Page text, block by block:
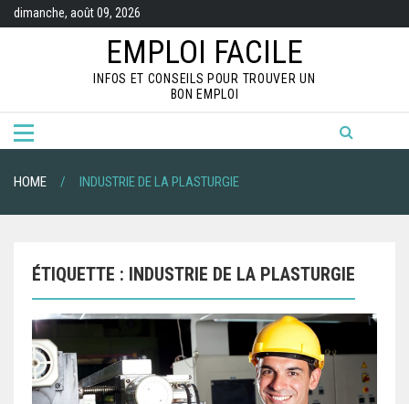
t
dimanche, août 09, 2026
EMPLOI FACILE
INFOS ET CONSEILS POUR TROUVER UN
BON EMPLOI
HOME INDUSTRIE DE LA PLASTURGIE
ÉTIQUETTE : INDUSTRIE DE LA PLASTURGIE